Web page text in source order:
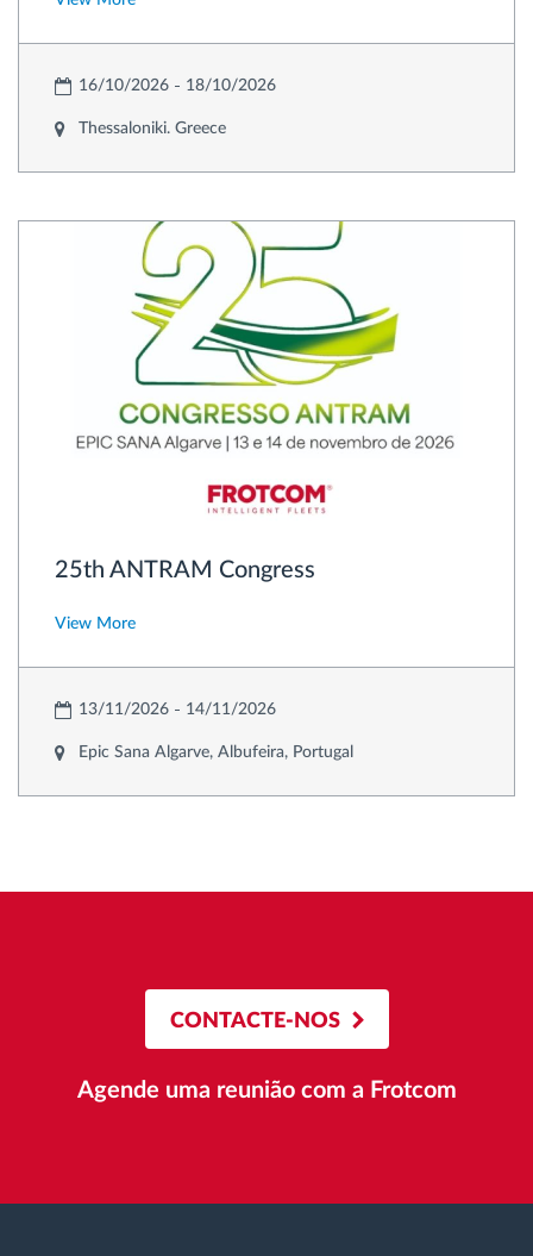
16/10/2026 18/10/2026
Thessaloniki. Greece
25th ANTRAM Congress
View More
13/11/2026 14/11/2026
Epic Sana Algarve, Albufeira, Portugal
CONTACTE-NOS
Agende uma reunião com a Frotcom